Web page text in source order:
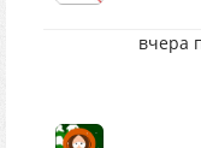
вчера